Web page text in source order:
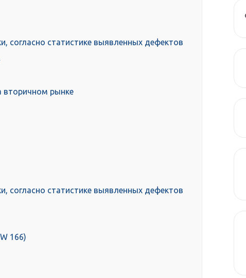
согласно статистике выявленных дефектов
вторичном рынке
согласно статистике выявленных дефектов
166)